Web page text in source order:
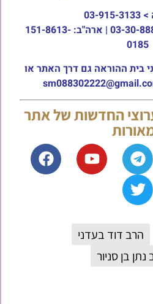
>
03-915-3133
8416* | 03-30-8888-5 | ארה"ב: 151-8613-
0185
בית ההוראה גם דרך האתר או
החדשות של אתר
הרב דוד בעדני
נתן בן סניור